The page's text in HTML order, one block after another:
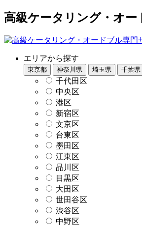
高級ケータリング・オー
エリアから探す
東京都 神奈川県 埼玉県 千葉県
千代田区
中央区
港区
新宿区
文京区
台東区
墨田区
江東区
品川区
目黒区
大田区
世田谷区
渋谷区
中野区